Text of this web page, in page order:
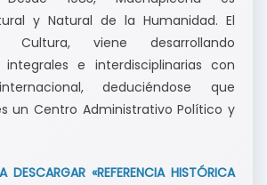
y Natural de la Humanidad. El
Cultura, viene desarrollando
integrales e interdisciplinarias con
deduciéndose que
un Centro Administrativo Político y
DESCARGAR «REFERENCIA HISTÓRICA